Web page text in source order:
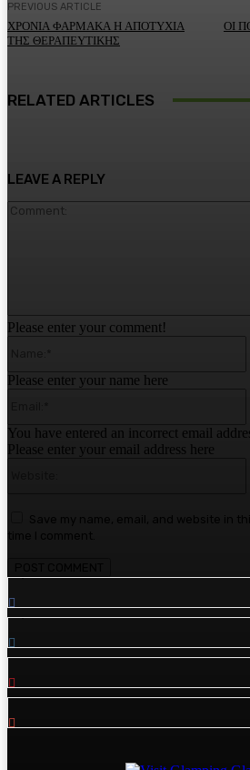
PREVIOUS ARTICLE
ΧΡΟΝΙΑ ΦΑΡΜΑΚΑ Η ΑΠΟΤΥΧΙΑ
ΤΗΣ ΘΕΡΑΠΕΥΤΙΚΗΣ
ΟΙ
RELATED ARTICLES
LEAVE A REPLY
Please enter your comment!
Please enter your name here
You have entered an incorrect email
Please enter your email address here